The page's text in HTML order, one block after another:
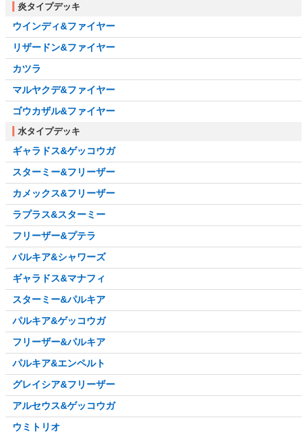
炎タイプデッキ
ウインディ&ファイヤー
リザードン&ファイヤー
カツラ
マルヤクデ&ファイヤー
ゴウカザル&ファイヤー
水タイプデッキ
ギャラドス&ゲッコウガ
スターミー&フリーザー
カメックス&フリーザー
ラプラス&スターミー
フリーザー&プテラ
パルキア&シャワーズ
ギャラドス&マナフィ
スターミー&パルキア
パルキア&ゲッコウガ
フリーザー&パルキア
パルキア&エンペルト
グレイシア&フリーザー
アルセウス&ゲッコウガ
ウミトリオ